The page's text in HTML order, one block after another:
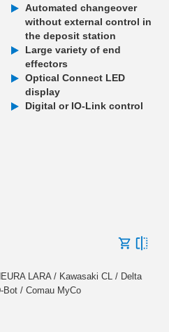
Automated changeover
without external control in
the deposit station
Large variety of end
effectors
Optical Connect LED
display
Digital or IO-Link control
LARA / Kawasaki CL / Delta
Bot / Comau MyCo